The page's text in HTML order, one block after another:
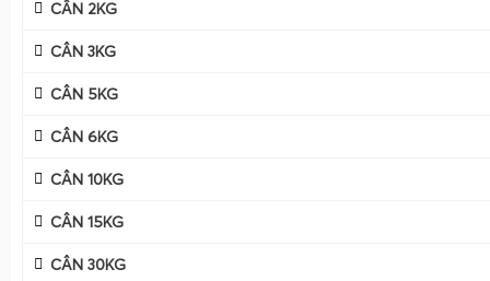
CÂN 2KG
CÂN 3KG
CÂN 5KG
CÂN 6KG
CÂN 10KG
CÂN 15KG
CÂN 30KG